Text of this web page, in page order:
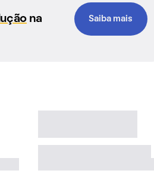
na
Saiba mais